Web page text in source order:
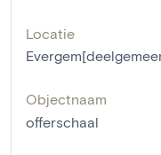
Locatie
Objectnaam
offerschaal